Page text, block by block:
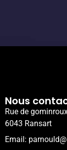
Nous
Rue de
6043 Ransart
Email: